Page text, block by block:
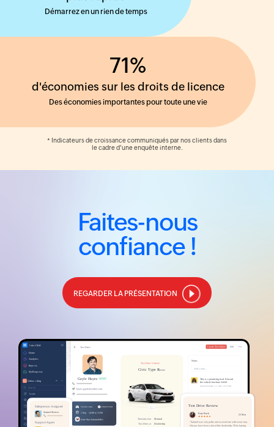
Démarrez en un rien de temps
71%
d'économies sur les droits de licence
Des économies importantes pour toute une vie
* Indicateurs de croissance communiqués par nos clients dans
le cadre d'une enquête interne.
Faites-nous
confiance !
REGARDER LA PRÉSENTATION